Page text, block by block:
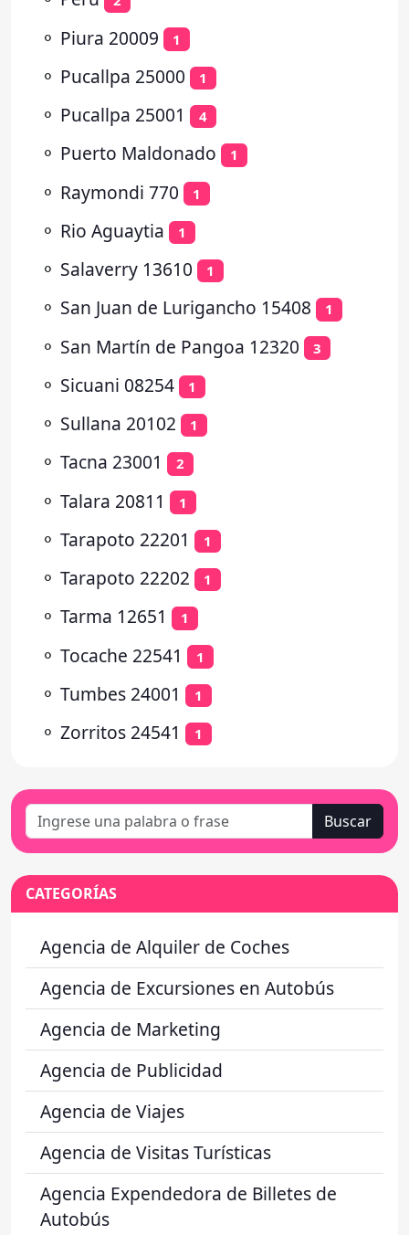
⚬ Piura 20009 1
⚬ Pucallpa 25000 1
⚬ Pucallpa 25001 4
⚬ Puerto Maldonado 1
⚬ Raymondi 770 1
⚬ Rio Aguaytia 1
⚬ Salaverry 13610 1
⚬ San Juan de Lurigancho 15408 1
⚬ San Martín de Pangoa 12320 3
⚬ Sicuani 08254 1
⚬ Sullana 20102 1
⚬ Tacna 23001 2
⚬ Talara 20811 1
⚬ Tarapoto 22201 1
⚬ Tarapoto 22202 1
⚬ Tarma 12651 1
⚬ Tocache 22541 1
⚬ Tumbes 24001 1
⚬ Zorritos 24541 1
Buscar
CATEGORÍAS
Agencia de Alquiler de Coches
Agencia de Excursiones en Autobús
Agencia de Marketing
Agencia de Publicidad
Agencia de Viajes
Agencia de Visitas Turísticas
Agencia Expendedora de Billetes de
Autobús